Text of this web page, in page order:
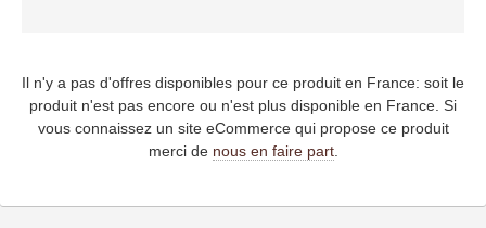
Il n'y a pas d'offres disponibles pour ce produit en France: soit le
produit n'est pas encore ou n'est plus disponible en France. Si
vous connaissez un site eCommerce qui propose ce produit
merci de nous en faire part.